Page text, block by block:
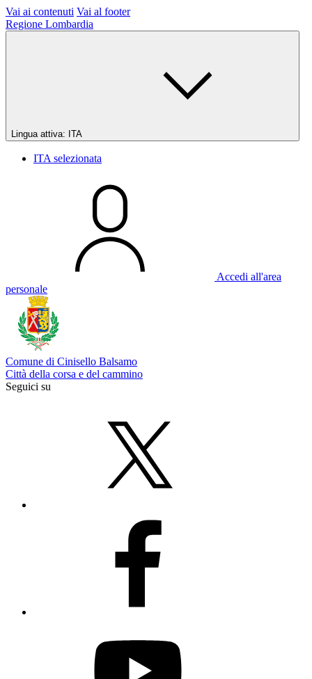
Vai ai contenuti Vai al footer
Regione Lombardia
Lingua attiva: ITA
ITA selezionata
Accedi all'area
personale
Comune di Cinisello Balsamo
Città della corsa e del cammino
Seguici su